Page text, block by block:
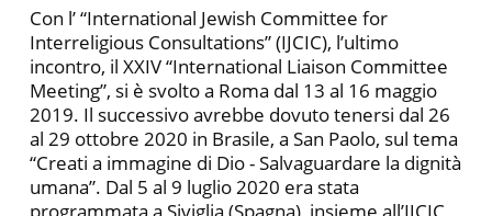
Con l’ “International Jewish Committee for
Interreligious Consultations” (IJCIC), l’ultimo
incontro, il XXIV “International Liaison Committee
Meeting”, si è svolto a Roma dal 13 al 16 maggio
2019. Il successivo avrebbe dovuto tenersi dal 26
al 29 ottobre 2020 in Brasile, a San Paolo, sul tema
“Creati a immagine di Dio - Salvaguardare la dignità
umana”. Dal 5 al 9 luglio 2020 era stata